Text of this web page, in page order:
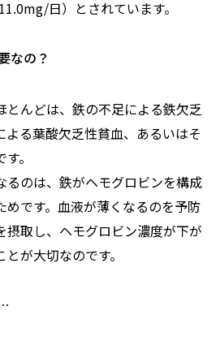
日）とされています。
なの？
とんどは、鉄の不足による鉄欠乏
る葉酸欠乏性貧血、あるいはそ
。
るのは、鉄がヘモグロビンを構成
めです。血液が薄くなるのを予防
摂取し、ヘモグロビン濃度が下が
が大切なのです。